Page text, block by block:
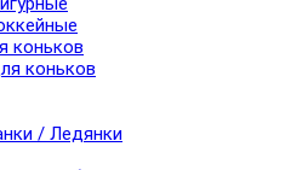
коньков
коньков
/ Ледянки